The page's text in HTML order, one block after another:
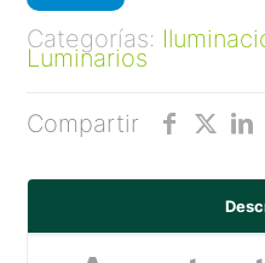
Categorías:
Luminarios
Compartir